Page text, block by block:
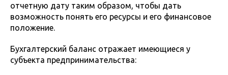
отчетную дату таким образом, чтобы дать
возможность понять его ресурсы и его финансовое
положение.
Бухгалтерский баланс отражает имеющиеся у
субъекта предпринимательства: